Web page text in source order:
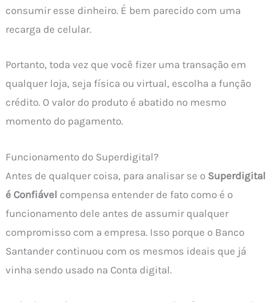
consumir esse dinheiro. É bem parecido com uma
recarga de celular.
Portanto, toda vez que você fizer uma transação em
qualquer loja, seja física ou virtual, escolha a função
crédito. O valor do produto é abatido no mesmo
momento do pagamento.
Funcionamento do Superdigital?
Antes de qualquer coisa, para analisar se o Superdigital
é Confiável compensa entender de fato como é o
funcionamento dele antes de assumir qualquer
compromisso com a empresa. Isso porque o Banco
Santander continuou com os mesmos ideais que já
vinha sendo usado na Conta digital.